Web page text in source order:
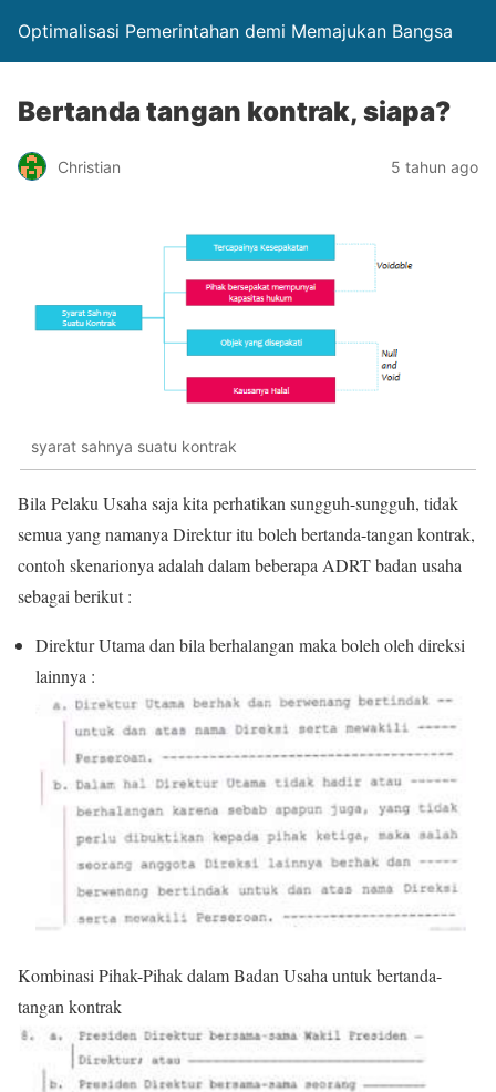
Optimalisasi Pemerintahan demi Memajukan Bangsa
Bertanda tangan kontrak, siapa?
Christian 5 tahun ago
syarat sahnya suatu kontrak
Bila Pelaku Usaha saja kita perhatikan sungguh-sungguh, tidak
semua yang namanya Direktur itu boleh bertanda-tangan kontrak,
contoh skenarionya adalah dalam beberapa ADRT badan usaha
sebagai berikut :
Direktur Utama dan bila berhalangan maka boleh oleh direksi
lainnya :
Kombinasi Pihak-Pihak dalam Badan Usaha untuk bertanda-
tangan kontrak